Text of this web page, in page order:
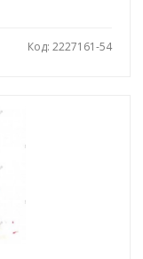
Код: 2227161-54